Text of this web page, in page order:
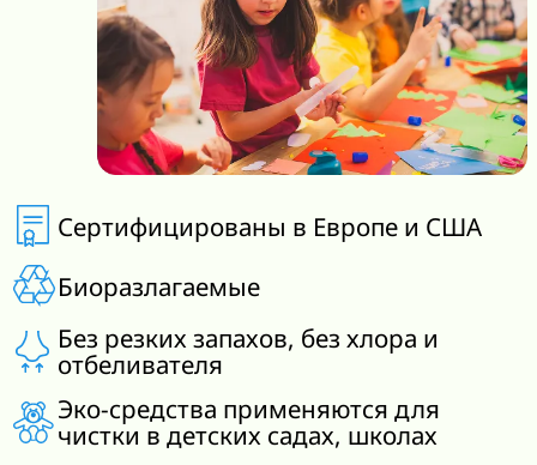
Сертифицированы в Европе и США
Биоразлагаемые
Без резких запахов, без хлора и
отбеливателя
Эко-средства применяются для
чистки в детских садах, школах